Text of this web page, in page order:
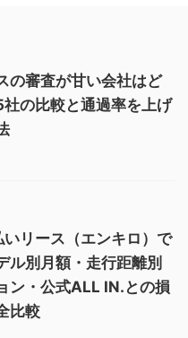
の審査が甘い会社はど
の比較と通過率を上げ
リース（エンキロ）で
ル別月額・走行距離別
ン・公式ALL IN.との損
比較